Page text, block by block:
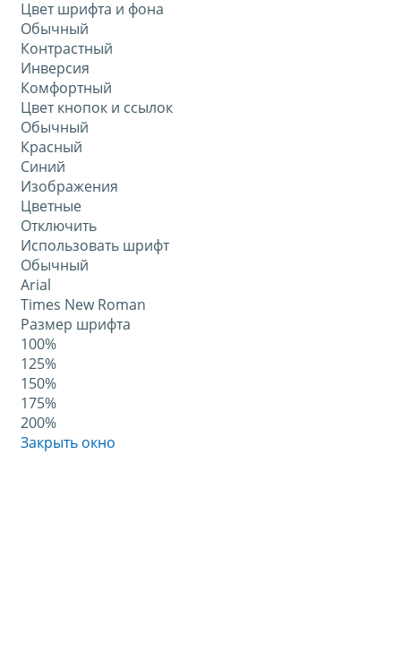
Цвет шрифта и фона
Обычный
Контрастный
Инверсия
Комфортный
Цвет кнопок и ссылок
Обычный
Красный
Синий
Изображения
Цветные
Отключить
Использовать шрифт
Обычный
Arial
Times New Roman
Размер шрифта
100%
125%
150%
175%
200%
Закрыть окно